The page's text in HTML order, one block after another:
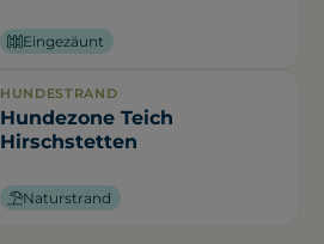
Eingezäunt
HUNDESTRAND
Hundezone Teich
Hirschstetten
Naturstrand